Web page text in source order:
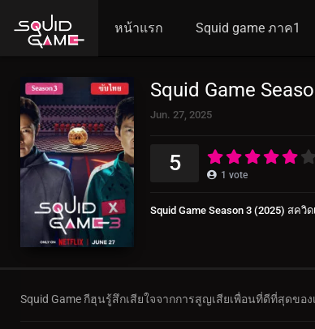
หน้าแรก Squid game ภาค1
Squid Game
Jun. 27, 2025
5 1 vote
Squid Game Season 3 (2025) สค
Squid Game กีฮุนรู้สึกเสียใจจากการสูญเสียเพื่อนที่ดีที่สุดข